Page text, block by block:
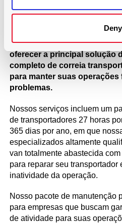
Deny
serviços
Na Joloda Conveyor
oferecer a principal solução
completo de correia
para manter suas
problemas.
Nossos serviços incluem um
de transportadores 27 horas
365 dias por ano, em que
especializados altamente
van totalmente abastecida
para reparar seu transportador
inatividade da operação.
Nosso pacote de manutenção
para empresas que buscam
de atividade para suas